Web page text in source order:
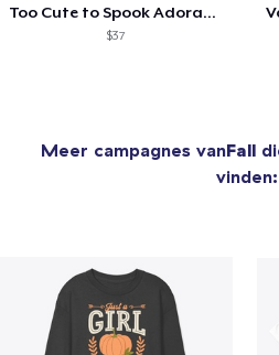
Too Cute to Spook Adorable Halloween Tee
$37
Meer campagnes vanFall
vinden: